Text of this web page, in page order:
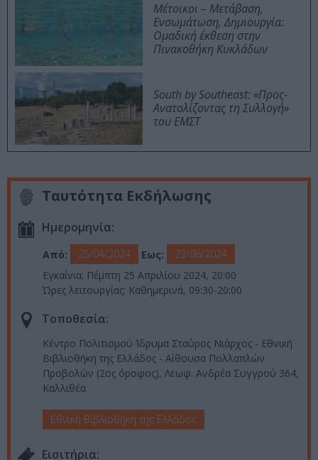
Μέτοικοι – Μετάβαση,
Ενσωμάτωση, Δημιουργία:
Ομαδική έκθεση στην
Πινακοθήκη Κυκλάδων
South by Southeast: «Προς-
Ανατολίζοντας τη Συλλογή»
του ΕΜΣΤ
Ταυτότητα Εκδήλωσης
Ημερομηνία:
Από: 25/04/2024 Εως:
23/06/2024
Εγκαίνια: Πέμπτη 25 Απριλίου 2024, 20:00
Ώρες λειτουργίας: Καθημερινά, 09:30-20:00
Τοποθεσία:
Κέντρο Πολιτισμού Ίδρυμα Σταύρος Νιάρχος - Εθνική
Βιβλιοθήκη της Ελλάδος - Αίθουσα Πολλαπλών
Προβολών (2ος όροφος), Λεωφ. Ανδρέα Συγγρού 364,
Καλλιθέα
Εθνική Βιβλιοθήκη της Ελλάδος
Eισιτήρια: